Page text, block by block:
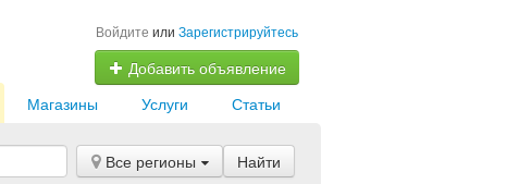
Войдите или Зарегистрируйтесь
Добавить объявление
Статьи
Услуги
Магазины
Все регионы Найти